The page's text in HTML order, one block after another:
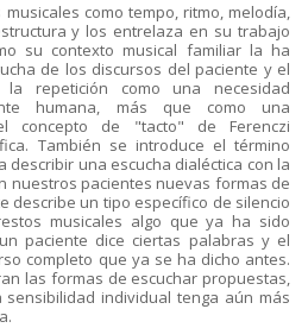
como tempo, ritmo, melodía,
y los entrelaza en su trabajo
su contexto musical familiar la ha
de los discursos del paciente y el
la repetición como una necesidad
humana, más que como una
concepto de "tacto" de Ferenczi
También se introduce el término
describir una escucha dialéctica con la
nuestros pacientes nuevas formas de
describe un tipo específico de silencio
musicales algo que ya ha sido
paciente dice ciertas palabras y el
completo que ya se ha dicho antes.
las formas de escuchar propuestas,
individual tenga aún más